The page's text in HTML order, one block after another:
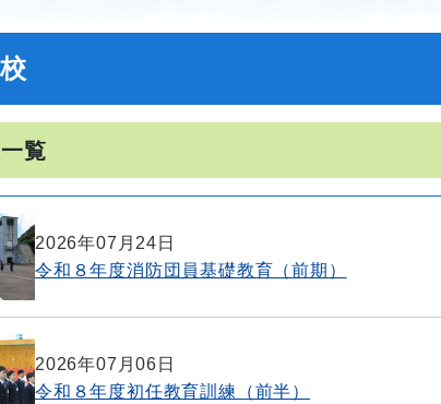
覧
2026年07月24日
令和８年度消防団員基礎教育（前期）
2026年07月06日
令和８年度初任教育訓練（前半）